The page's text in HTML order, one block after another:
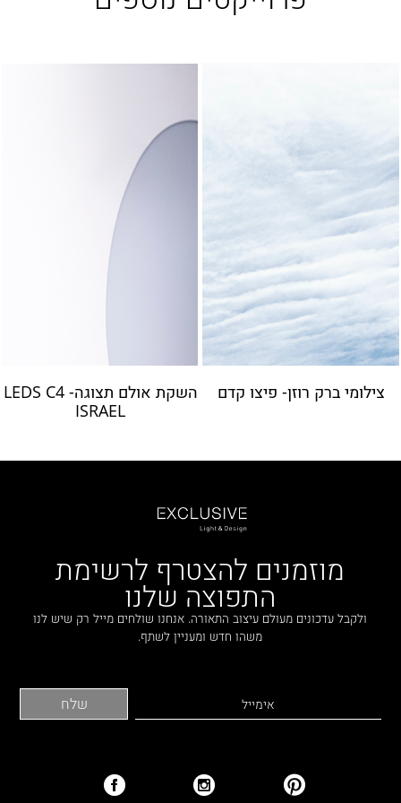
צילומי ברק רוזן- פיצו קדם
השקת אולם תצוגה- LEDS C4
ISRAEL
מוזמנים להצטרף לרשימת
התפוצה שלנו
ולקבל עדכונים מעולם עיצוב התאורה. אנחנו שולחים מייל רק שיש לנו
משהו חדש ומעניין לשתף.